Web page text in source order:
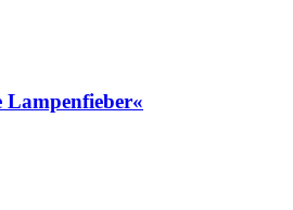
Lampenfieber«